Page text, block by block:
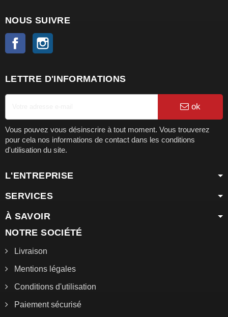
NOUS SUIVRE
Facebook
LETTRE D'INFORMATIONS
ok
Vous pouvez vous désinscrire à tout moment. Vous trouverez
pour cela nos informations de contact dans les conditions
d'utilisation du site.
L'ENTREPRISE
SERVICES
À SAVOIR
NOTRE SOCIÉTÉ
Livraison
Mentions légales
Conditions d'utilisation
Paiement sécurisé